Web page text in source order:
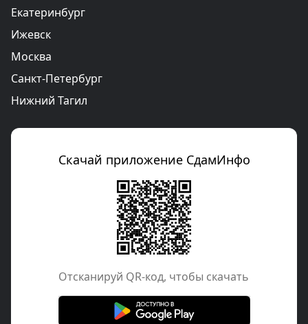
Екатеринбург
Ижевск
Москва
Санкт-Петербург
Нижний Тагил
Скачай приложение СдамИнфо
Отcканируй QR-код, чтобы скачать